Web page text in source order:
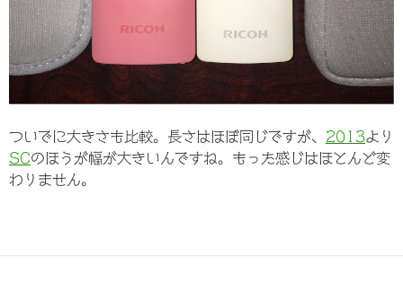
ついでに大きさも比較。長さはほぼ同じですが、 2013より
SCのほうが幅が大きいんですね。もった感じはほとんど変
わりません。